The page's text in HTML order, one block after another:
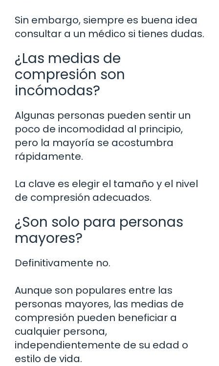
Sin embargo, siempre es buena idea
consultar a un médico si tienes dudas.
¿Las medias de
compresión son
incómodas?
Algunas personas pueden sentir un
poco de incomodidad al principio,
pero la mayoría se acostumbra
rápidamente.
La clave es elegir el tamaño y el nivel
de compresión adecuados.
¿Son solo para personas
mayores?
Definitivamente no.
Aunque son populares entre las
personas mayores, las medias de
compresión pueden beneficiar a
cualquier persona,
independientemente de su edad o
estilo de vida.